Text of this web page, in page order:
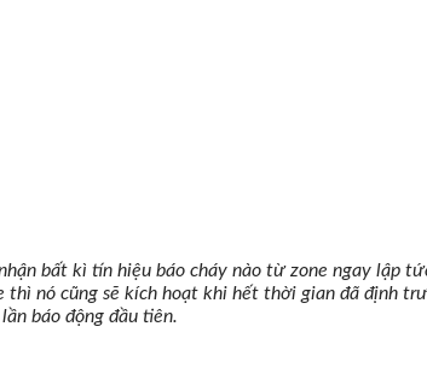
bất kì tín hiệu báo cháy nào từ zone ngay lập
nó cũng sẽ kích hoạt khi hết thời gian đã định
báo động đầu tiên.